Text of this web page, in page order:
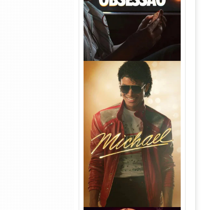
Michael Torrent (2026) WEB-
DL 1080p/4K Dual Áudio